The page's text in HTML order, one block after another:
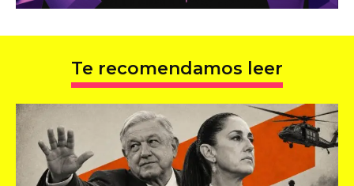
Te recomendamos leer